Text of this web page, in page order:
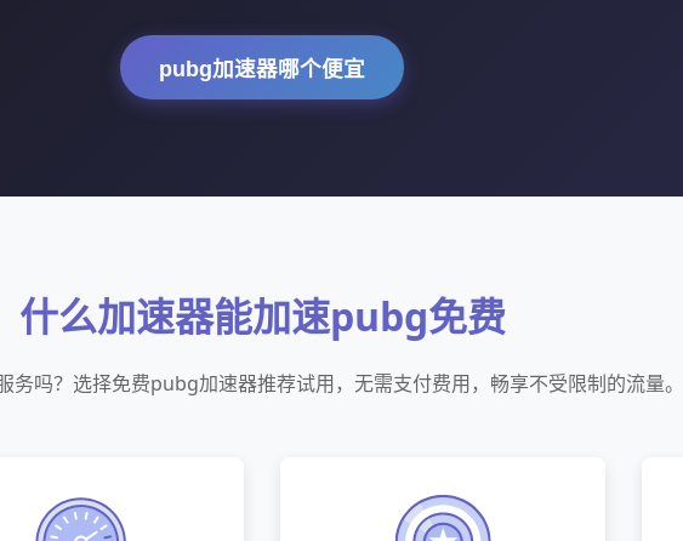
pubg加速器哪个便宜
什么加速器能加速pubg免费
务吗？选择免费pubg加速器推荐试用，无需支付费用，畅享不受限制的流量。